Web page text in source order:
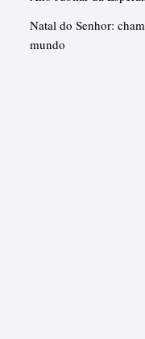
Natal do Senhor:
mundo